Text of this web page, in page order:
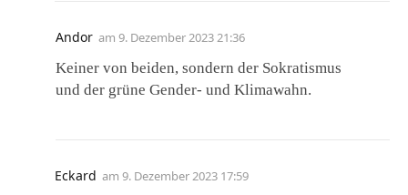
Andor am 9. Dezember 2023 21:36
Keiner von beiden, sondern der Sokratismus
und der grüne Gender- und Klimawahn.
Eckard am 9. Dezember 2023 17:59